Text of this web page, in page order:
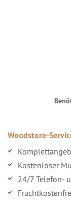
Woodstore-
Kostenloser
24/7 Telefon-